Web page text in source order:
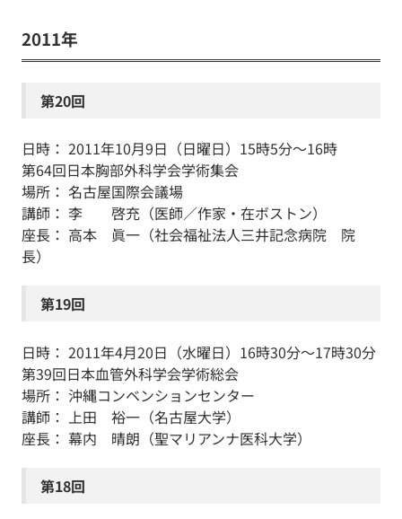
2011年
第20回
日時： 2011年10月9日（日曜日）15時5分～16時
第64回日本胸部外科学会学術集会
場所： 名古屋国際会議場
講師： 李 啓充（医師／作家・在ボストン）
座長： 高本 眞一（社会福祉法人三井記念病院 院
長）
第19回
日時： 2011年4月20日（水曜日）16時30分～17時30分
第39回日本血管外科学会学術総会
場所： 沖縄コンベンションセンター
講師： 上田 裕一（名古屋大学）
座長： 幕内 晴朗（聖マリアンナ医科大学）
第18回